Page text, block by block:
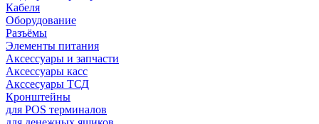
Кабеля
Оборудование
Разъёмы
Элементы питания
Аксессуары и запчасти
Аксессуары касс
Акссесуары ТСД
Кронштейны
для POS терминалов